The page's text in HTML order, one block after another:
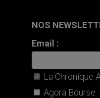
NOS
Email :
La Chronique
Agora Bourse